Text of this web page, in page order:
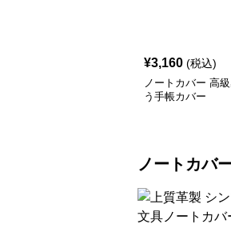
¥3,160 (税込)
ノートカバー 高
う手帳カバー
ノートカバ